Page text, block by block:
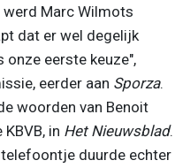
werd Marc Wilmots
dat er wel degelijk
eerste keuze",
eerder aan Sporza.
woorden van Benoit
in Het Nieuwsblad.
duurde echter